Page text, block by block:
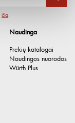
Naudinga
Prekių katalogai
Naudingos nuorodos
Würth Plus
čia.